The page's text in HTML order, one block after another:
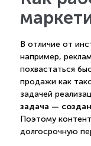
В отличие от
например,
похвастаться
продажи как
задачей
задача —
Поэтому
долгосрочную